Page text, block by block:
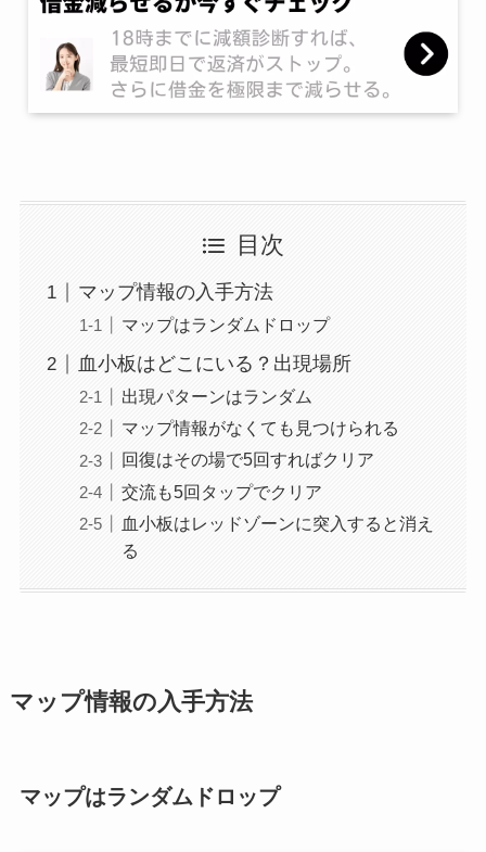
目次
マップ情報の入手方法
マップはランダムドロップ
血小板はどこにいる？出現場所
出現パターンはランダム
マップ情報がなくても見つけられる
回復はその場で5回すればクリア
交流も5回タップでクリア
血小板はレッドゾーンに突入すると消え
る
マップ情報の入手方法
マップはランダムドロップ